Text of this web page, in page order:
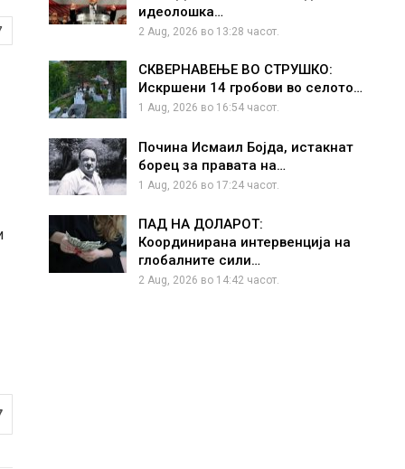
идеолошка…
2 Aug, 2026 во 13:28 часот.
СКВЕРНАВЕЊЕ ВО СТРУШКО:
Искршени 14 гробови во селото…
1 Aug, 2026 во 16:54 часот.
Почина Исмаил Бојда, истакнат
борец за правата на…
1 Aug, 2026 во 17:24 часот.
ПАД НА ДОЛАРОТ:
Координирана интервенција на
глобалните сили…
2 Aug, 2026 во 14:42 часот.